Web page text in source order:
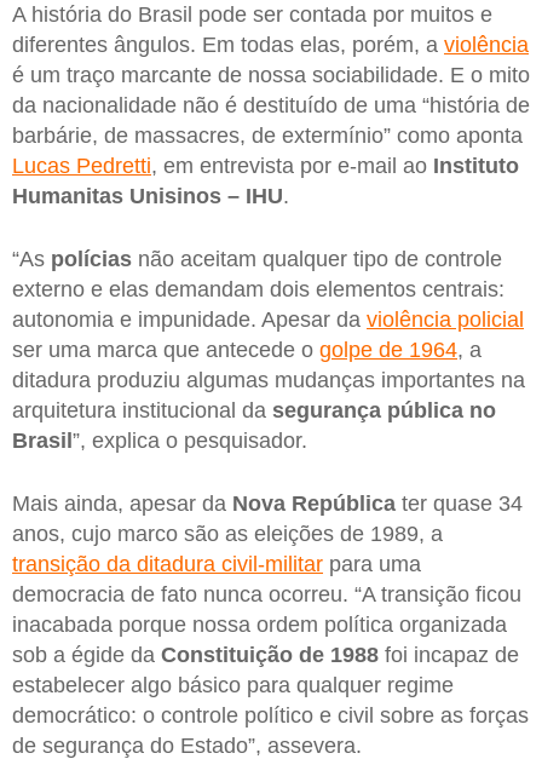
A história do Brasil pode ser contada por muitos e
diferentes ângulos. Em todas elas, porém, a violência
é um traço marcante de nossa sociabilidade. E o mito
da nacionalidade não é destituído de uma “história de
barbárie, de massacres, de extermínio” como aponta
Lucas Pedretti, em entrevista por e-mail ao Instituto
Humanitas Unisinos – IHU.
“As polícias não aceitam qualquer tipo de controle
externo e elas demandam dois elementos centrais:
autonomia e impunidade. Apesar da violência policial
ser uma marca que antecede o golpe de 1964, a
ditadura produziu algumas mudanças importantes na
arquitetura institucional da segurança pública no
Brasil”, explica o pesquisador.
Mais ainda, apesar da Nova República ter quase 34
anos, cujo marco são as eleições de 1989, a
transição da ditadura civil-militar para uma
democracia de fato nunca ocorreu. “A transição ficou
inacabada porque nossa ordem política organizada
sob a égide da Constituição de 1988 foi incapaz de
estabelecer algo básico para qualquer regime
democrático: o controle político e civil sobre as forças
de segurança do Estado”, assevera.